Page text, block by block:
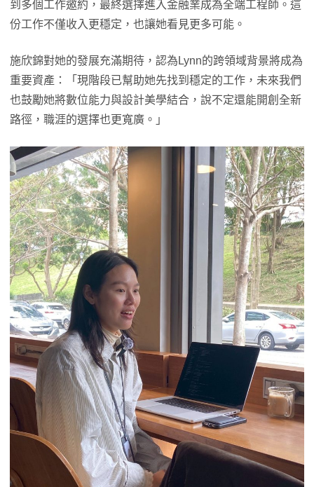
到多個工作邀約，最終選擇進入金融業成為全端工程師。這
份工作不僅收入更穩定，也讓她看見更多可能。
施欣錦對她的發展充滿期待，認為Lynn的跨領域背景將成為
重要資產：「現階段已幫助她先找到穩定的工作，未來我們
也鼓勵她將數位能力與設計美學結合，說不定還能開創全新
路徑，職涯的選擇也更寬廣。」